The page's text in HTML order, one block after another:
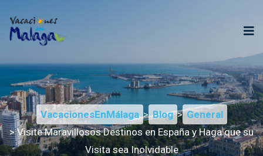
VacacionesEnMálaga > Blog > General
> Visite Maravillosos Destinos en España y Haga que su
Visita sea Inolvidable